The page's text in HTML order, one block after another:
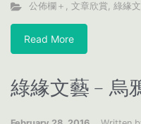
公佈欄＋ , 文章欣賞, 綠緣
Read More
綠緣文藝﹣烏